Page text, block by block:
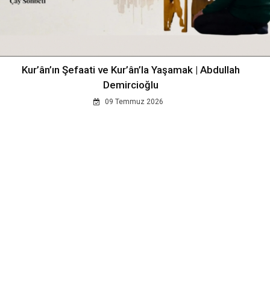
Kur’ân’ın Şefaati ve Kur’ân’la Yaşamak | Abdullah
Demircioğlu
09 Temmuz 2026